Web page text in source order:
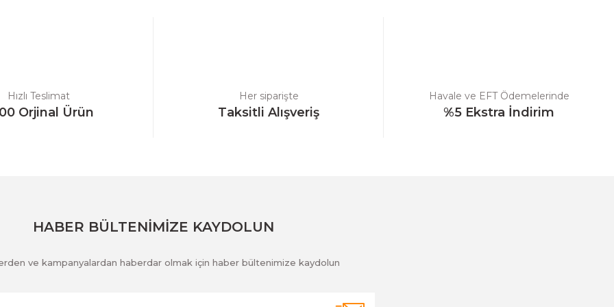
Hızlı Teslimat
Orjinal Ürün
Her siparişte
Taksitli Alışveriş
Havale ve EFT Ödemelerinde
%5 Ekstra İndirim
HABER BÜLTENİMİZE KAYDOLUN
ve kampanyalardan haberdar olmak için haber bültenimize kaydolun